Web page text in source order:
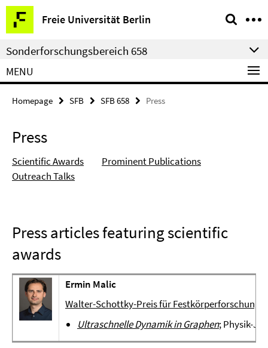
Springe
direkt
zu
Inhalt
Freie Universität Berlin
Service
Navigation
Sonderforschungsbereich 658
MENU
Homepage SFB SFB 658 Press
Press
Scientific Awards
Prominent Publications
Outreach Talks
Press articles featuring scientific
awards
Ermin Malic
Walter-Schottky-Preis für Festkörperforschung
Ultraschnelle Dynamik in Graphen; Physik-